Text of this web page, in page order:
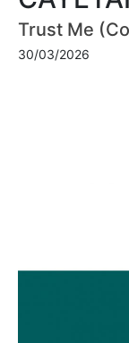
Trust Me
30/03/2026